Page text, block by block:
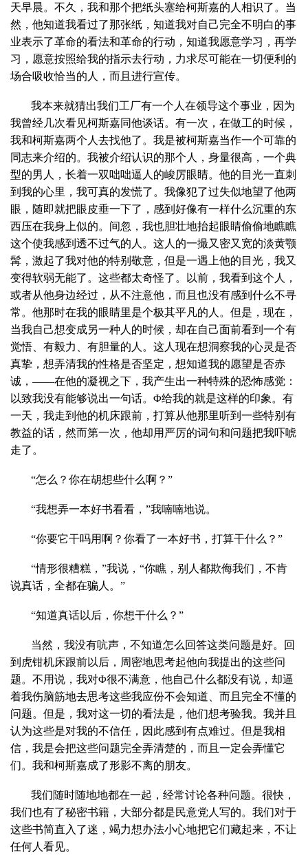
天早晨。不久，我和那个把纸头塞给柯斯嘉的人相识了。当
然，他知道我看过了那张纸，知道我对自己完全不明白的事
业表示了革命的看法和革命的行动，知道我愿意学习，再学
习，愿意按照给我的指示去行动，力求尽可能在一切便利的
场合吸收恰当的人，而且进行宣传。
我本来就猜出我们工厂有一个人在领导这个事业，因为
我曾经几次看见柯斯嘉同他谈话。有一次，在做工的时候，
我和柯斯嘉两个人去找他了。我是被柯斯嘉当作一个可靠的
同志来介绍的。我被介绍认识的那个人，身量很高，一个典
型的男人，长着一双咄咄逼人的峻厉眼睛。他的目光一直刺
到我的心里，我可真的发慌了。我像犯了过失似地望了他两
眼，随即就把眼皮垂一下了，感到好像有一样什么沉重的东
西压在我身上似的。间忽，我也胆壮地抬起眼睛偷偷地瞧瞧
这个使我感到透不过气的人。这人的一撮又密又宽的淡黄颚
髯，激起了我对他的特别敬意，但是一遇上他的目光，我又
变得软弱无能了。这些都太奇怪了。以前，我看到这个人，
或者从他身边经过，从不注意他，而且也没有感到什么不寻
常。他那时在我的眼睛里是个极其平凡的人。但是，现在，
当我自己想变成另一种人的时候，却在自己面前看到一个有
觉悟、有毅力、有胆量的人。这人现在想洞察我的心灵是否
真挚，想弄清我的性格是否坚定，想知道我的愿望是否赤
诚，——在他的凝视之下，我产生出一种特殊的恐怖感觉：
以致我没有能够说出一句话。Φ给我的就是这样的印象。有
一天，我走到他的机床跟前，打算从他那里听到一些特别有
教益的话，然而第一次，他却用严厉的词句和问题把我吓唬
走了。
“怎么？你在胡想些什么啊？”
“我想弄一本好书看看，”我喃喃地说。
“你要它干吗用啊？你看了一本好书，打算干什么？”
“情形很糟糕，”我说，“你瞧，别人都欺侮我们，不肯
说真话，全都在骗人。”
“知道真话以后，你想干什么？”
当然，我没有吭声，不知道怎么回答这类问题是好。回
到虎钳机床跟前以后，周密地思考起他向我提出的这些问
题。不用说，我对Φ很不满意，他自己什么都没有说，却逼
着我伤脑筋地去思考这些我应份不会知道、而且完全不懂的
问题。但是，我对这一切的看法是，他们想考验我。我并且
认为这些是对我的不信任，因此感到有点难过。但是我相
信，我是会把这些问题完全弄清楚的，而且一定会弄懂它
们。我和柯斯嘉成了形影不离的朋友。
我们随时随地地都在一起，经常讨论各种问题。很快，
我们也有了秘密书籍，大部分都是民意党人写的。我们对于
这些书简直入了迷，竭力想办法小心地把它们藏起来，不让
任何人看见。